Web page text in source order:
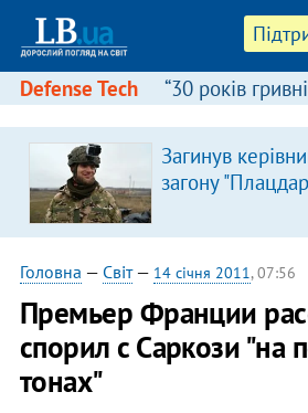
Defense Tech “30 років
Загинув
загону
Головна — Світ— 14 січня 2011, 07:56
Премьер Франции
спорил c Саркози
тонах"